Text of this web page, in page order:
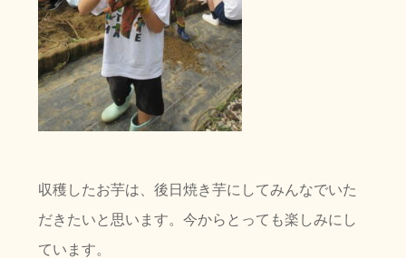
収穫したお芋は、後日焼き芋にしてみんなでいた
だきたいと思います。今からとっても楽しみにし
ています。